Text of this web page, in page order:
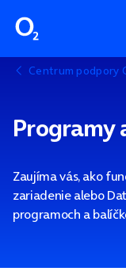
Centrum podpory
Programy
Zaujíma vás, ako
zariadenie alebo
programoch a